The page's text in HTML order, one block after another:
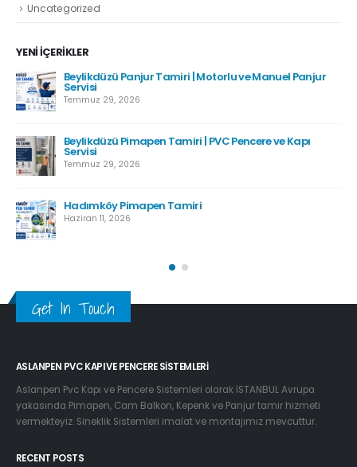
Uncategorized
YENI İÇERIKLER
Beylikdüzü Panjur Tamiri | Motorlu ve Manuel Panjur
Servisi
Temmuz 29, 2026
Beylikdüzü Pimapen Tamiri | PVC Pencere ve Kapı
Servisi
Temmuz 29, 2026
Hadımköy Pimapen Tamiri
Haziran 11, 2026
Get In Touch
ASLANPEN PVC KAPI VE PENCERE SISTEMLERI
Aslanpen Pvc Kapı ve Pencere Sistemleri olarak İSTANBUL Avrupa
yakasında Pimapen, Cam Balkon, Kepenk ve Panjur tamir hizmeti
vermekteyiz. Sineklik Sistemleri imalat ve montajımız mevcuttur.
RECENT POSTS